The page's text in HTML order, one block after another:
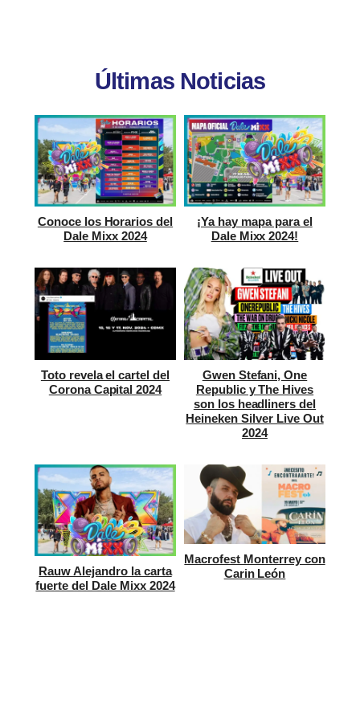
Últimas Noticias
Conoce los Horarios del
Dale Mixx 2024
¡Ya hay mapa para el
Dale Mixx 2024!
Toto revela el cartel del
Corona Capital 2024
Gwen Stefani, One
Republic y The Hives
son los headliners del
Heineken Silver Live Out
2024
Rauw Alejandro la carta
fuerte del Dale Mixx 2024
Macrofest Monterrey con
Carin León